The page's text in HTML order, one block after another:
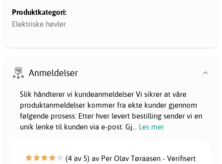
Produktkategori:
Elektriske høvler
Anmeldelser
Slik håndterer vi kundeanmeldelser Vi sikrer at våre
produktanmeldelser kommer fra ekte kunder gjennom
følgende prosess: Etter hver levert bestilling sender vi en
unik lenke til kunden via e-post. Gj... Les mer
(4 av 5) av Per Olav Tøraasen - Verifisert